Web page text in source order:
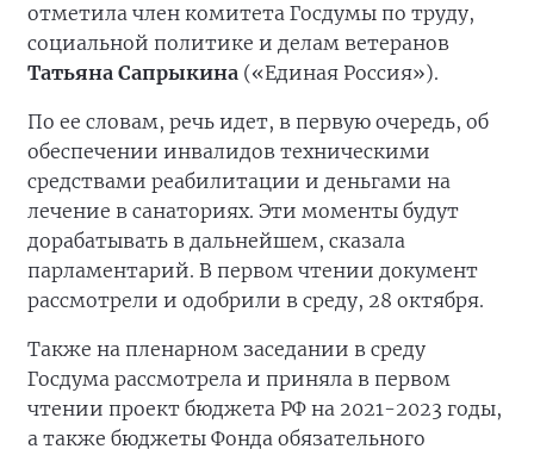
отметила член комитета Госдумы по труду,
социальной политике и делам ветеранов
Татьяна Сапрыкина («Единая Россия»).
По ее словам, речь идет, в первую очередь, об
обеспечении инвалидов техническими
средствами реабилитации и деньгами на
лечение в санаториях. Эти моменты будут
дорабатывать в дальнейшем, сказала
парламентарий. В первом чтении документ
рассмотрели и одобрили в среду, 28 октября.
Также на пленарном заседании в среду
Госдума рассмотрела и приняла в первом
чтении проект бюджета РФ на 2021-2023 годы,
а также бюджеты Фонда обязательного